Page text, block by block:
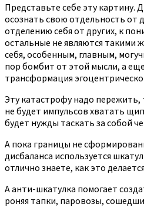
Представьте себе эту картину.
осознать свою отдельность от
отделению себя от других, к
остальные не являются такими
себя, особенным, главным,
пор бомбит от этой мысли, а
трансформация
Эту катастрофу надо пережить,
не будет импульсов хватать
будет нужды таскать за собой
А пока границы не
дисбаланса используется
отлично знаете, как это
А анти-шкатулка помогает
роняя тапки, паровозы,